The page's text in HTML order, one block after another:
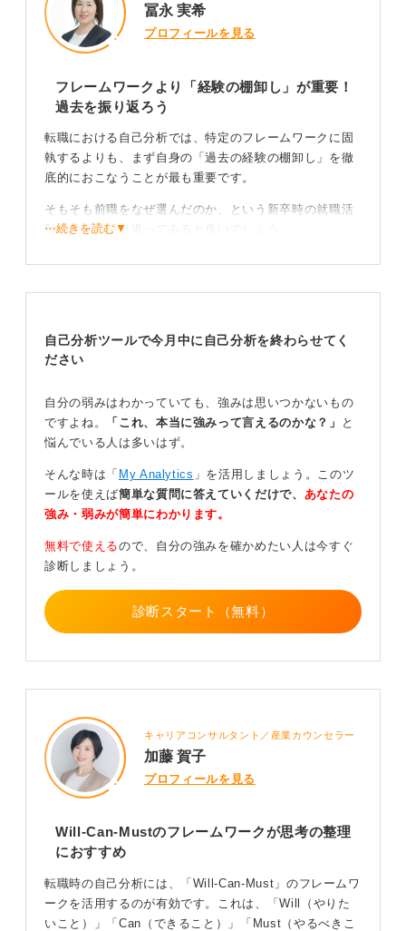
冨永 実希
プロフィールを見る
フレームワークより「経験の棚卸し」が重要！
過去を振り返ろう
転職における自己分析では、特定のフレームワークに固
執するよりも、まず自身の「過去の経験の棚卸し」を徹
底的におこなうことが最も重要です。
そもそも前職をなぜ選んだのか、という新卒時の就職活
動の軸から振り返ってみると良いでしょう。
を見つめてみよう
が苦手だったか」「誰と働き、顧客からどんなことで褒
められ、または叱られたか」を具体的に思い出します。
べて書き出すことで、自分自身の強み、弱み、そして大
切にしている価値観が客観的に見えてくるでしょう。
「今後どうなりたいか」「次の会社で何を成し遂げたい
か」という未来のキャリアプランを考える、という流れ
が、一貫性のある自己分析をおこなううえで最も効果的
です。
⋯続きを読む▼
自己分析ツールで今月中に自己分析を終わらせてく
ださい
自分の弱みはわかっていても、強みは思いつかないもの
ですよね。
「これ、本当に強みって言えるのかな？」
と
悩んでいる人は多いはず。
そんな時は「 My Analytics 」を活用しましょう。このツ
ールを使えば簡単な質問に答えていくだけで、 あなたの
強み・弱みが簡単にわかります。
無料で使えるので、自分の強みを確かめたい人は今すぐ
診断しましょう。
診断スタート（無料）
キャリアコンサルタント／産業カウンセラー
加藤 賀子
プロフィールを見る
Will-Can-Mustのフレームワークが思考の整理
におすすめ
転職時の自己分析には、「Will-Can-Must」のフレームワ
ークを活用するのが有効です。これは、「Will（やりた
いこと）」「Can（できること）」「Must（やるべきこ